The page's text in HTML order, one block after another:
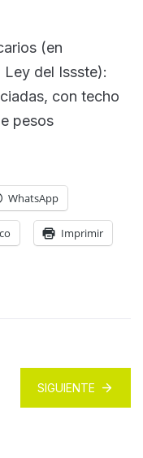
(en
del Issste):
con techo
pesos
WhatsApp
Imprimir
SIGUIENTE